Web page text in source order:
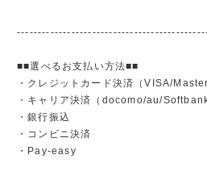
■■選べるお支払い方法■■
・クレジットカード決済（VISA/
・キャリア決済（docomo/au/
・銀行振込
・コンビニ決済
・Pay-easy